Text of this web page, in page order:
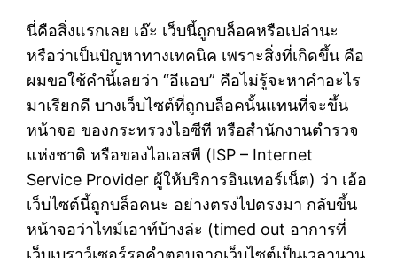
นี่คือสิ่งแรกเลย เอ๊ะ เว็บนี้ถูกบล็อคหรือเปล่านะ
หรือว่าเป็นปัญหาทางเทคนิค เพราะสิ่งที่เกิดขึ้น คือ
ผมขอใช้คำนี้เลยว่า “อีแอบ” คือไม่รู้จะหาคำอะไร
มาเรียกดี บางเว็บไซต์ที่ถูกบล็อคนั้นแทนที่จะขึ้น
หน้าจอ ของกระทรวงไอซีที หรือสำนักงานตำรวจ
แห่งชาติ หรือของไอเอสพี (ISP – Internet
Service Provider ผู้ให้บริการอินเทอร์เน็ต) ว่า เอ้อ
เว็บไซต์นี้ถูกบล็อคนะ อย่างตรงไปตรงมา กลับขึ้น
หน้าจอว่าไทม์เอาท์บ้างล่ะ (timed out อาการที่
เว็บเบราว์เซอร์รอคำตอบจากเว็บไซต์เป็นเวลานาน